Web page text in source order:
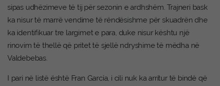
sipas udhëzimeve të tij për sezonin e ardhshëm. Trajneri bask
ka nisur të marrë vendime të rëndësishme për skuadrën dhe
ka identifikuar tre largimet e para, duke nisur kështu një
rinovim të thellë që pritet të sjellë ndryshime të mëdha në
Valdebebas.
I pari në listë është Fran García, i cili nuk ka arritur të bindë që